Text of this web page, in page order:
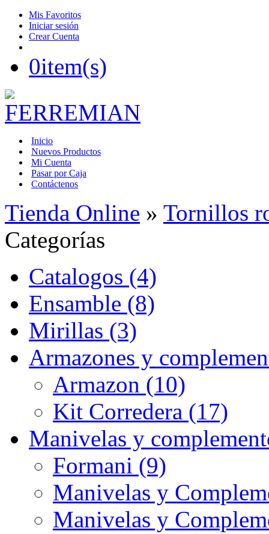
Mis Favoritos
Iniciar sesión
Crear Cuenta
0item(s)
Inicio
Nuevos Productos
Mi Cuenta
Pasar por Caja
Contáctenos
Tienda Online » Tornillos
Categorías
Catalogos (4)
Ensamble (8)
Mirillas (3)
Armazones y
Armazon (10)
Kit Corredera (17)
Manivelas y
Formani (9)
Manivelas y
Manivelas y